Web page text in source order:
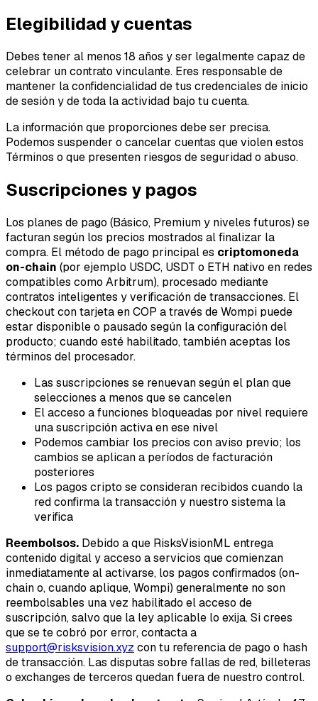
Elegibilidad y cuentas
Debes tener al menos 18 años y ser legalmente capaz de
celebrar un contrato vinculante. Eres responsable de
mantener la confidencialidad de tus credenciales de inicio
de sesión y de toda la actividad bajo tu cuenta.
La información que proporciones debe ser precisa.
Podemos suspender o cancelar cuentas que violen estos
Términos o que presenten riesgos de seguridad o abuso.
Suscripciones y pagos
Los planes de pago (Básico, Premium y niveles futuros) se
facturan según los precios mostrados al finalizar la
compra. El método de pago principal es criptomoneda
on-chain (por ejemplo USDC, USDT o ETH nativo en redes
compatibles como Arbitrum), procesado mediante
contratos inteligentes y verificación de transacciones. El
checkout con tarjeta en COP a través de Wompi puede
estar disponible o pausado según la configuración del
producto; cuando esté habilitado, también aceptas los
términos del procesador.
Las suscripciones se renuevan según el plan que
selecciones a menos que se cancelen
El acceso a funciones bloqueadas por nivel requiere
una suscripción activa en ese nivel
Podemos cambiar los precios con aviso previo; los
cambios se aplican a períodos de facturación
posteriores
Los pagos cripto se consideran recibidos cuando la
red confirma la transacción y nuestro sistema la
verifica
Reembolsos. Debido a que RisksVisionML entrega
contenido digital y acceso a servicios que comienzan
inmediatamente al activarse, los pagos confirmados (on-
chain o, cuando aplique, Wompi) generalmente no son
reembolsables una vez habilitado el acceso de
suscripción, salvo que la ley aplicable lo exija. Si crees
que se te cobró por error, contacta a
support@risksvision.xyz con tu referencia de pago o hash
de transacción. Las disputas sobre fallas de red, billeteras
o exchanges de terceros quedan fuera de nuestro control.